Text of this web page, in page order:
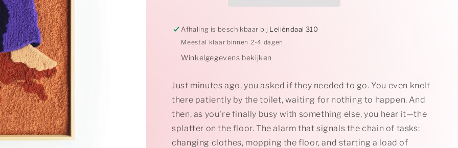
Afhaling is beschikbaar bij Leliëndaal 310
Meestal klaar binnen 2-4 dagen
Winkelgegevens bekijken
Just minutes ago, you asked if they needed to go. You even knelt
there patiently by the toilet, waiting for nothing to happen. And
then, as you're finally busy with something else, you hear it—the
splatter on the floor. The alarm that signals the chain of tasks:
changing clothes, mopping the floor, and starting a load of